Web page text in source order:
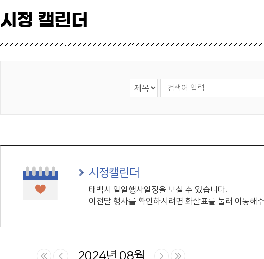
시정 캘린더
시정캘린더
태백시 일일행사일정을 보실 수 있습니다.
이전달 행사를 확인하시려면 화살표를 눌러 이동해
2024년 08월